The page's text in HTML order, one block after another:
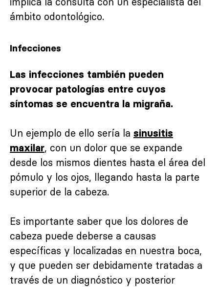
ámbito odontológico.
Infecciones
Las infecciones también pueden
provocar patologías entre cuyos
síntomas se encuentra la migraña.
Un ejemplo de ello sería la sinusitis
maxilar, con un dolor que se expande
desde los mismos dientes hasta el área del
pómulo y los ojos, llegando hasta la parte
superior de la cabeza.
Es importante saber que los dolores de
cabeza puede deberse a causas
específicas y localizadas en nuestra boca,
y que pueden ser debidamente tratadas a
través de un diagnóstico y posterior